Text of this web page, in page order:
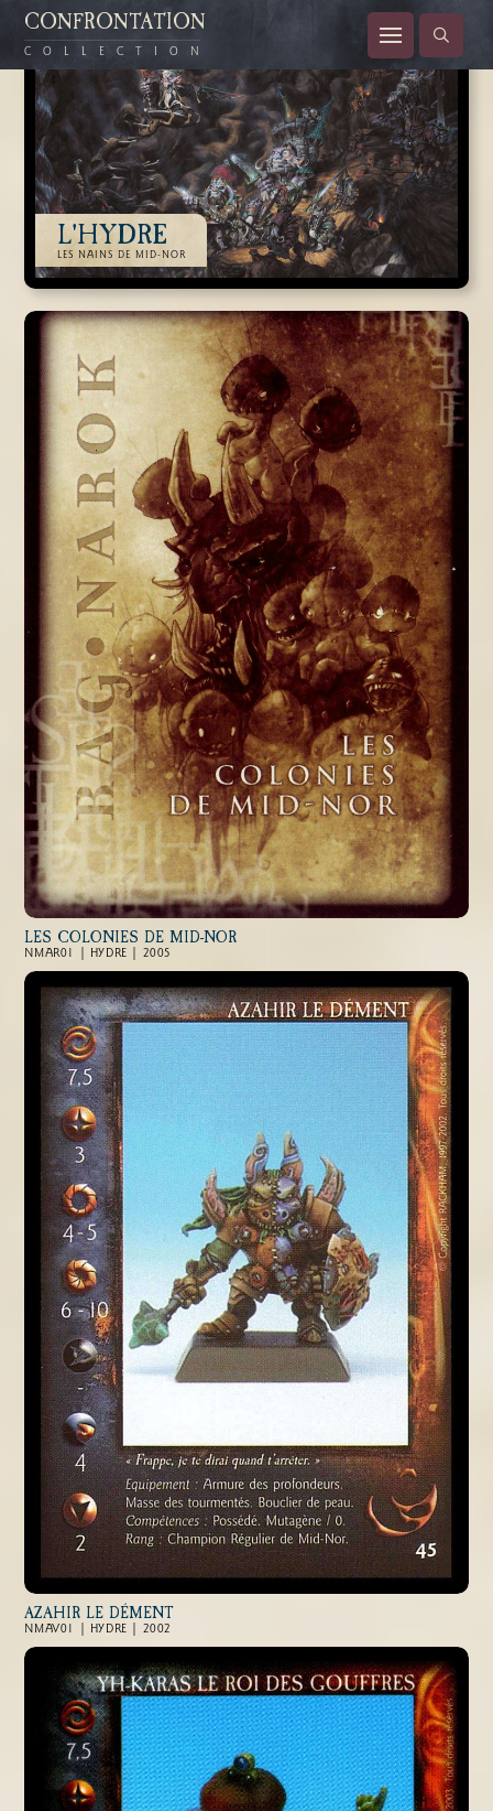
CONFRONTATION
COLLECTION
L'HYDRE
LES NAINS DE MID-NOR
LES COLONIES DE MID-NOR
NMAR01 | HYDRE | 2005
AZAHIR LE DÉMENT
NMAV01 | HYDRE | 2002